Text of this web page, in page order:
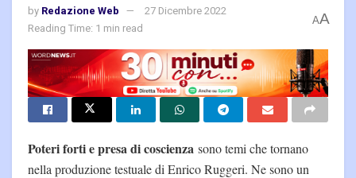
by Redazione Web
27 Dicembre 2022
Reading Time: 1 min read
AA
Poteri forti e presa di coscienza sono temi che tornano
nella produzione testuale di Enrico Ruggeri. Ne sono un